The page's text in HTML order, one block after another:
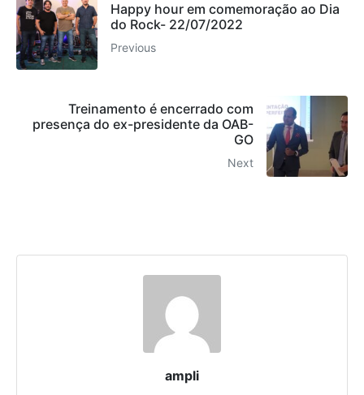
Happy hour em comemoração ao Dia
do Rock- 22/07/2022
Previous
Treinamento é encerrado com
presença do ex-presidente da OAB-
GO
Next
ampli